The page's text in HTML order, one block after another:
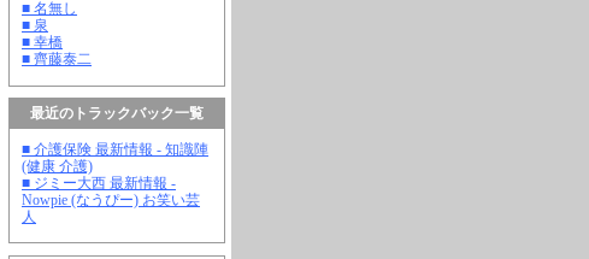
■ 名無し
■ 泉
■ 幸橋
■ 齊藤泰二
最近のトラックバック一覧
■ 介護保険 最新情報 - 知識陣
(健康 介護)
■ ジミー大西 最新情報 -
Nowpie (なうぴー) お笑い芸
人